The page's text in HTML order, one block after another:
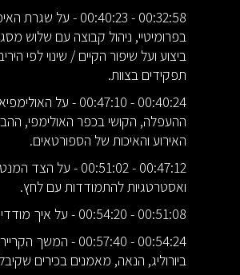
00:32:58 - 00:40:23 - על שגרת
בפרומיטיי, ניהול קבוצה עם שלוש
ביצוע ועל שיפור הקיים / שינוי לפי
תפקידים בצוות.
00:40:24 - 00:47:10 - על
ההעפלה, הקושי בכפר האולימפי,
האירוע והאיכות של הספורטאים.
00:47:12 - 00:51:02 - על
ואסטרטגיות להתמודדות עם לחץ.
00:51:08 - 00:54:20 - על איך מודדים הצלחה.
00:54:24 - 00:57:40 - המשך
ביורוליג, הנאה, מאמנים בכירים